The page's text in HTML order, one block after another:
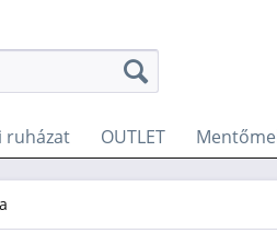
ruházat OUTLET